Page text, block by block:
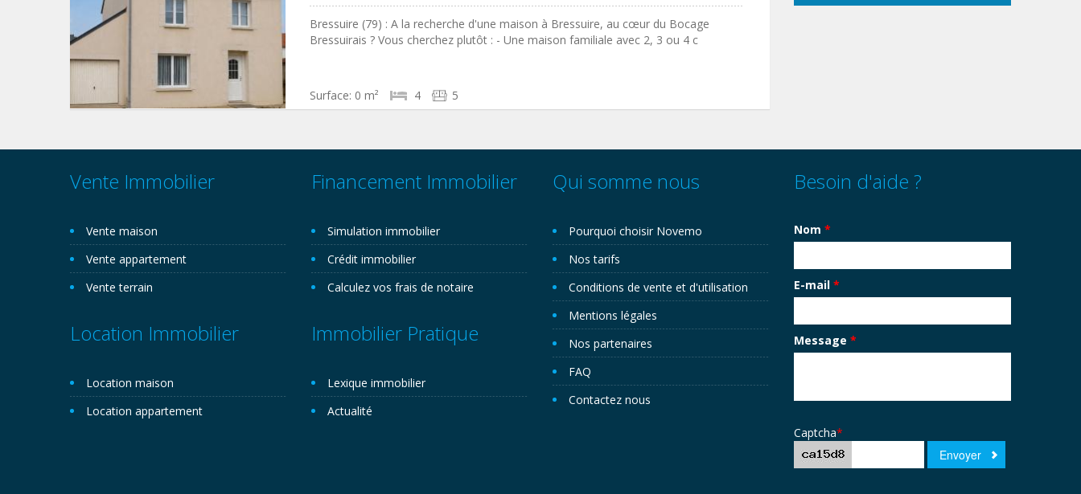
Bressuire (79) : A la recherche d'une maison à Bressuire, au cœur du Bocage
Bressuirais ? Vous cherchez plutôt : - Une maison familiale avec 2, 3 ou 4 c
Surface: 0 m² 4 5
Vente Immobilier
Vente maison
Vente appartement
Vente terrain
Location Immobilier
Location maison
Location appartement
Financement Immobilier
Simulation immobilier
Crédit immobilier
Calculez vos frais de notaire
Immobilier Pratique
Lexique immobilier
Actualité
Qui somme nous
Pourquoi choisir Novemo
Nos tarifs
Conditions de vente et d'utilisation
Mentions légales
Nos partenaires
FAQ
Contactez nous
Besoin d'aide ?
Nom *
E-mail *
Message *
Captcha*